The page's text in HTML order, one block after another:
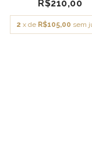
R$210,00
2 x de R$105,00 sem